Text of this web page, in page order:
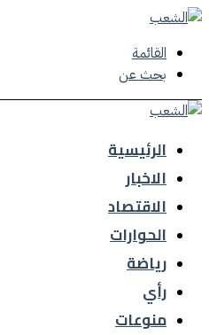
القائمة
بحث عن
الرئيسية
الاخبار
الاقتصاد
الحوارات
رياضة
رأي
منوعات